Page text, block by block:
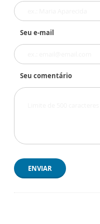
Seu e-mail
Seu comentário
ENVIAR